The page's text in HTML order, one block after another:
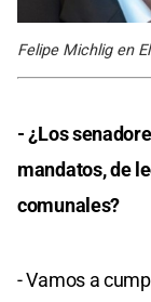
Felipe Michlig en
- ¿Los
mandatos, de
comunales?
- Vamos a